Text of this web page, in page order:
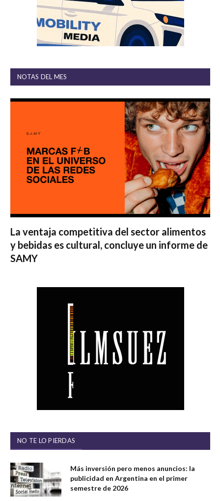
NOTAS DEL MES
La ventaja competitiva del sector alimentos
y bebidas es cultural, concluye un informe de
SAMY
NO TE LO PIERDAS
Más inversión pero menos anuncios: la
publicidad en Argentina en el primer
semestre de 2026